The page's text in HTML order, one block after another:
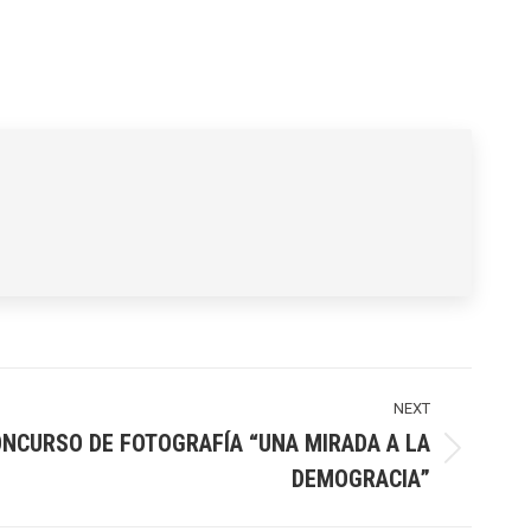
NEXT
DE FOTOGRAFÍA “UNA MIRADA A LA
DEMOGRACIA”